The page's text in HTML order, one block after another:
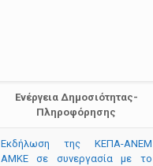
Ενέργεια Δημοσιότητας-
Πληροφόρησης
Εκδήλωση της ΚΕΠΑ-ΑΝΕΜ
ΑΜΚΕ σε συνεργασία με το